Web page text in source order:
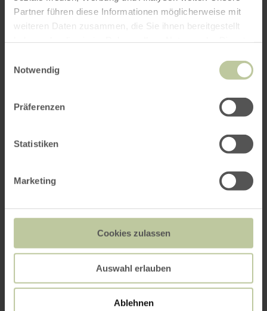
Partner führen diese Informationen möglicherweise mit
weiteren Daten zusammen, die Sie ihnen bereitgestellt
Notwendig
Präferenzen
Statistiken
Marketing
Cookies zulassen
Auswahl erlauben
Ablehnen
ROUTE PLANEN
Das könnte Sie auch